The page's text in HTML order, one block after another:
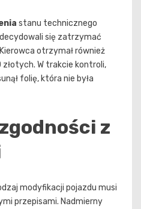
stanu technicznego
się zatrzymać
otrzymał również
W trakcie kontroli,
folię, która nie była
z
modyfikacji pojazdu musi
przepisami. Nadmierny